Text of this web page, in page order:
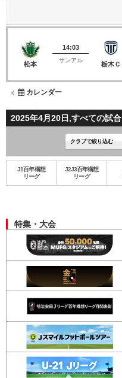
松本
14:03
サンアル
栃木Ｃ
カレンダー
2025年4月20日,すべての試合
J1百年構想
リーグ
J2J3百年構想
リーグ
特集・大会